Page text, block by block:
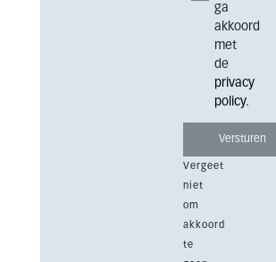
ga
akkoord
met
de
privacy
policy.
Vergeet
niet
om
akkoord
te